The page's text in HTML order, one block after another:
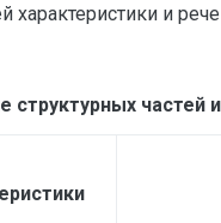
характеристики и
структурных частей